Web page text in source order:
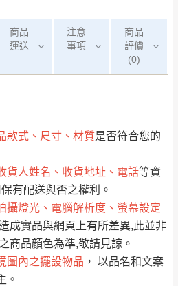
商品
運送
注意
事項
商品
評價
(0)
款式、尺寸、材質是否符合您的
貨人姓名、收貨地址、電話等資
有配送與否之權利。
攝燈光、電腦解析度、螢幕設定
成實品與網頁上有所差異,此並非
商品顏色為準,敬請見諒。
圖內之擺設物品 ， 以品名和文案
。
說 明
送費用
偏遠地區
（請先線上詢問 LINE
→@dershin ）
復興鄉
網頁無法及時更新，如有需
於出發前來電或到「官方
確認商品是否有「現貨」與
異常，商家有權取消訂
法更改原設計或客製，敬請
低排列
只顯示附上圖片